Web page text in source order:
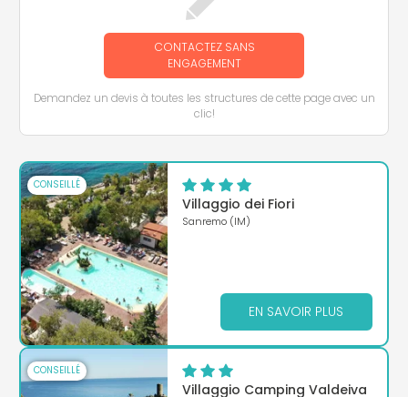
CONTACTEZ SANS
ENGAGEMENT
Demandez un devis à toutes les structures de cette page avec un
clic!
CONSEILLÉ
Villaggio dei Fiori
Sanremo (IM)
EN SAVOIR PLUS
CONSEILLÉ
Villaggio Camping Valdeiva